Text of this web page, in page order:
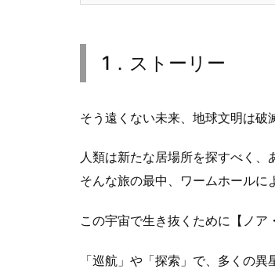
1．ストーリー
そう遠くない未来、地球文明は破
人類は新たな居場所を探すべく、
そんな旅の最中、ワームホールに
この宇宙で生き抜くために【ノア
「巡航」や「探索」で、多くの異